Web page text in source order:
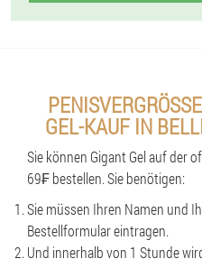
EL-KAUF IN
Sie können Gigant Gel auf der
69₣ bestellen. Sie benötigen:
Sie müssen Ihren Namen und
Bestellformular eintragen.
Und innerhalb von 1 Stunde